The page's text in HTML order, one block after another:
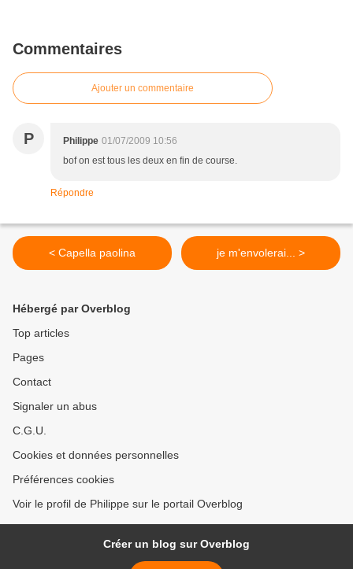
Commentaires
Ajouter un commentaire
P Philippe 01/07/2009 10:56
bof on est tous les deux en fin de course.
Répondre
< Capella paolina je m'envolerai... >
Hébergé par Overblog
Top articles
Pages
Contact
Signaler un abus
C.G.U.
Cookies et données personnelles
Préférences cookies
Voir le profil de Philippe sur le portail Overblog
Créer un blog sur Overblog